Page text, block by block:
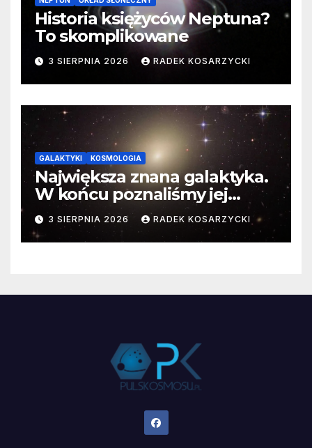
Historia księżyców Neptuna?
To skomplikowane
3 SIERPNIA 2026 RADEK KOSARZYCKI
GALAKTYKI KOSMOLOGIA
Największa znana galaktyka.
W końcu poznaliśmy jej
faktyczne wymiary
3 SIERPNIA 2026 RADEK KOSARZYCKI